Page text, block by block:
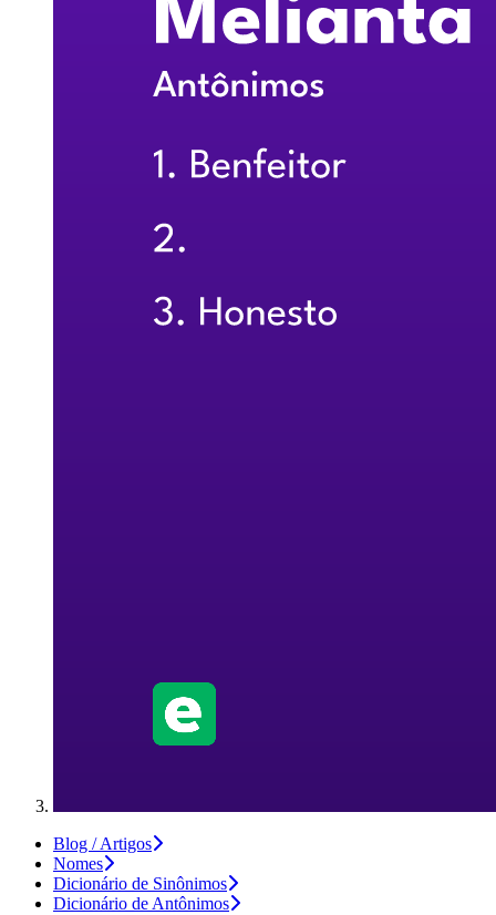
Blog / Artigos
Nomes
Dicionário de Sinônimos
Dicionário de Antônimos